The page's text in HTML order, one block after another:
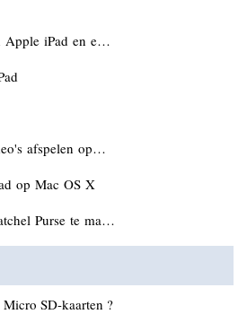
Apple iPad en e…
afspelen op…
op Mac OS X
Purse te ma…
SD-kaarten ?